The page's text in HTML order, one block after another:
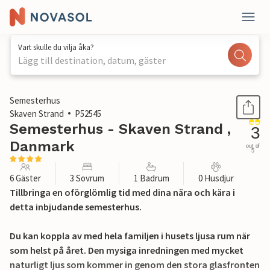
Vart skulle du vilja åka?
Lägg till destination, datum, gäster
1 / 35
Semesterhus
Skaven Strand
P52545
Semesterhus - Skaven Strand ,
Danmark
3
out of
5
6 Gäster 3 Sovrum 1 Badrum 0 Husdjur
Tillbringa en oförglömlig tid med dina nära och kära i
detta inbjudande semesterhus.
Du kan koppla av med hela familjen i husets ljusa rum när
som helst på året. Den mysiga inredningen med mycket
naturligt ljus som kommer in genom den stora glasfronten